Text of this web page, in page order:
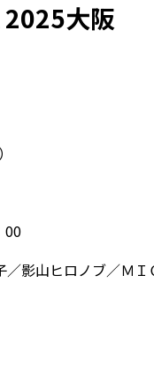
2025大阪
00
／影山ヒロノブ／